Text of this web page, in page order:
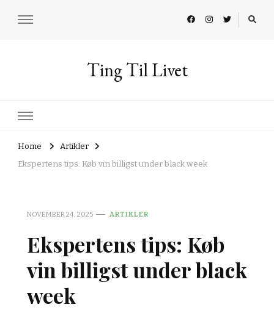
Ting Til Livet
Home
Artikler
Ekspertens tips: Køb vin billigst under black week
NOVEMBER 24, 2025 ARTIKLER
Ekspertens tips: Køb
vin billigst under black
week